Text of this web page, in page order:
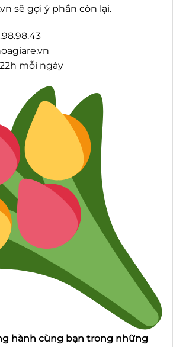
sẽ gợi ý phần còn lại.
mỗi ngày
hành cùng bạn trong những